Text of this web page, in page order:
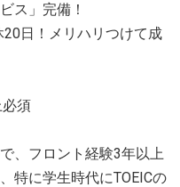
ス」完備！
日！メリハリつけて成
須
、フロント経験3年以上
特に学生時代にTOEICの